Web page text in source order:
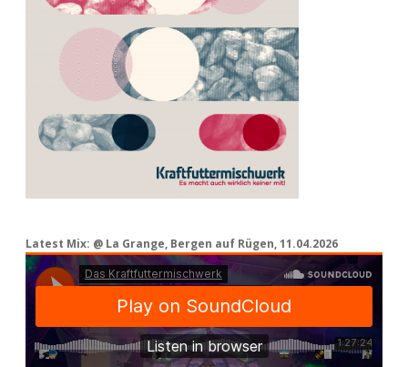
Latest Mix: @ La Grange, Bergen auf Rügen, 11.04.2026